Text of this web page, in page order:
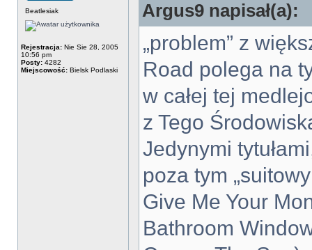
Beatlesiak
Rejestracja: Nie Sie 28, 2005
10:56 pm
Posty: 4282
Miejscowość: Bielsk Podlaski
Argus9 napisał(a):
„problem” z
Road polega na
w całej tej
z Tego
Jedynymi
poza tym
Give Me Your
Bathroom